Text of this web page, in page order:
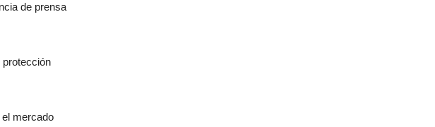
de prensa
protección
el mercado